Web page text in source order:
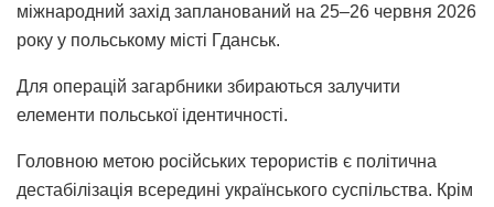
міжнародний захід запланований на 25–26 червня 2026
року у польському місті Гданськ.
Для операцій загарбники збираються залучити
елементи польської ідентичності.
Головною метою російських терористів є політична
дестабілізація всередині українського суспільства. Крім